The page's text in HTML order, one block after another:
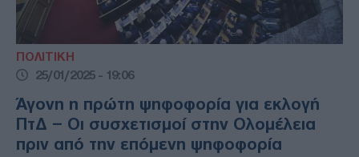
ΠΟΛΙΤΙΚΗ
25/01/2025 - 19:06
Άγονη η πρώτη ψηφοφορία για εκλογή
ΠτΔ – Οι συσχετισμοί στην Ολομέλεια
πριν από την επόμενη ψηφοφορία